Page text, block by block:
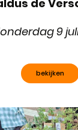
de
9
bekijken